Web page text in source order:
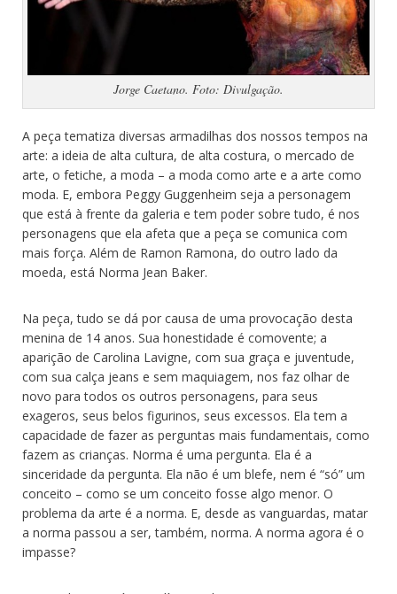
Jorge Caetano. Foto: Divulgação.
A peça tematiza diversas armadilhas dos nossos tempos na
arte: a ideia de alta cultura, de alta costura, o mercado de
arte, o fetiche, a moda – a moda como arte e a arte como
moda. E, embora Peggy Guggenheim seja a personagem
que está à frente da galeria e tem poder sobre tudo, é nos
personagens que ela afeta que a peça se comunica com
mais força. Além de Ramon Ramona, do outro lado da
moeda, está Norma Jean Baker.
Na peça, tudo se dá por causa de uma provocação desta
menina de 14 anos. Sua honestidade é comovente; a
aparição de Carolina Lavigne, com sua graça e juventude,
com sua calça jeans e sem maquiagem, nos faz olhar de
novo para todos os outros personagens, para seus
exageros, seus belos figurinos, seus excessos. Ela tem a
capacidade de fazer as perguntas mais fundamentais, como
fazem as crianças. Norma é uma pergunta. Ela é a
sinceridade da pergunta. Ela não é um blefe, nem é “só” um
conceito – como se um conceito fosse algo menor. O
problema da arte é a norma. E, desde as vanguardas, matar
a norma passou a ser, também, norma. A norma agora é o
impasse?